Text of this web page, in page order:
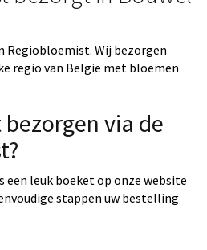
Regiobloemist. Wij bezorgen
regio van België met bloemen
via de
een leuk boeket op onze website
stappen uw bestelling